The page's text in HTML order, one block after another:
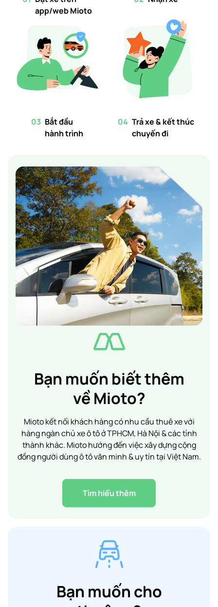
app/web Mioto
03 Bắt đầu
hành trình
04 Trả xe & kết thúc
chuyến đi
Bạn muốn biết thêm
về Mioto?
Mioto kết nối khách hàng có nhu cầu thuê xe với
hàng ngàn chủ xe ô tô ở TPHCM, Hà Nội & các tỉnh
thành khác. Mioto hướng đến việc xây dựng cộng
đồng người dùng ô tô văn minh & uy tín tại Việt Nam.
Tìm hiểu thêm
Bạn muốn cho